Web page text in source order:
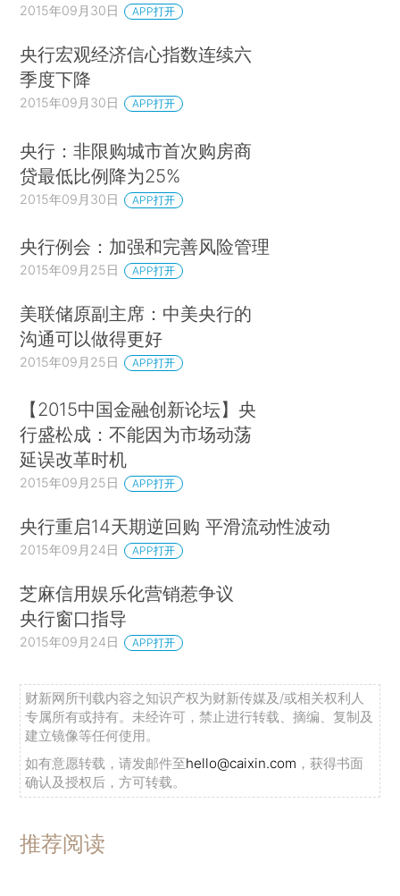
2015年09月30日 APP打开
央行宏观经济信心指数连续六
季度下降
2015年09月30日 APP打开
央行：非限购城市首次购房商
贷最低比例降为25%
2015年09月30日 APP打开
央行例会：加强和完善风险管理
2015年09月25日 APP打开
美联储原副主席：中美央行的
沟通可以做得更好
2015年09月25日 APP打开
【2015中国金融创新论坛】央
行盛松成：不能因为市场动荡
延误改革时机
2015年09月25日 APP打开
央行重启14天期逆回购 平滑流动性波动
2015年09月24日 APP打开
芝麻信用娱乐化营销惹争议
央行窗口指导
2015年09月24日 APP打开
财新网所刊载内容之知识产权为财新传媒及/或相关权利人
专属所有或持有。未经许可，禁止进行转载、摘编、复制及
建立镜像等任何使用。
如有意愿转载，请发邮件至hello@caixin.com ，获得书面
确认及授权后，方可转载。
推荐阅读